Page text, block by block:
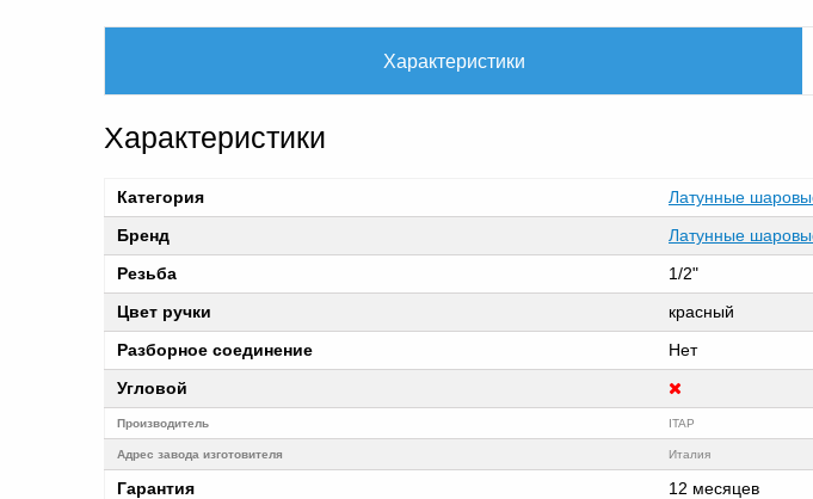
Характеристики
Характеристики
Категория
Латунные
Бренд
Латунные
Резьба
1/2"
Цвет ручки
красный
Разборное соединение
Нет
Угловой
Производитель ITAP
Адрес завода изготовителя Италия
Гарантия 12 месяцев